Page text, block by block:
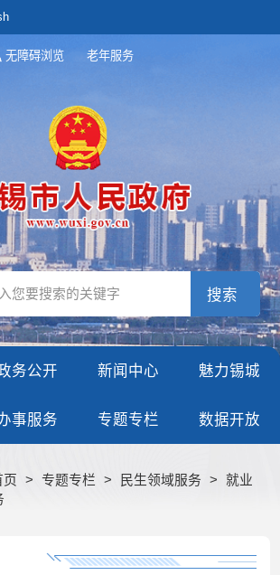
无障碍浏览 老年服务
务公开 新闻中心 魅力锡城
事服务 专题专栏 数据开放
页 > 专题专栏 > 民生领域服务 >
就业